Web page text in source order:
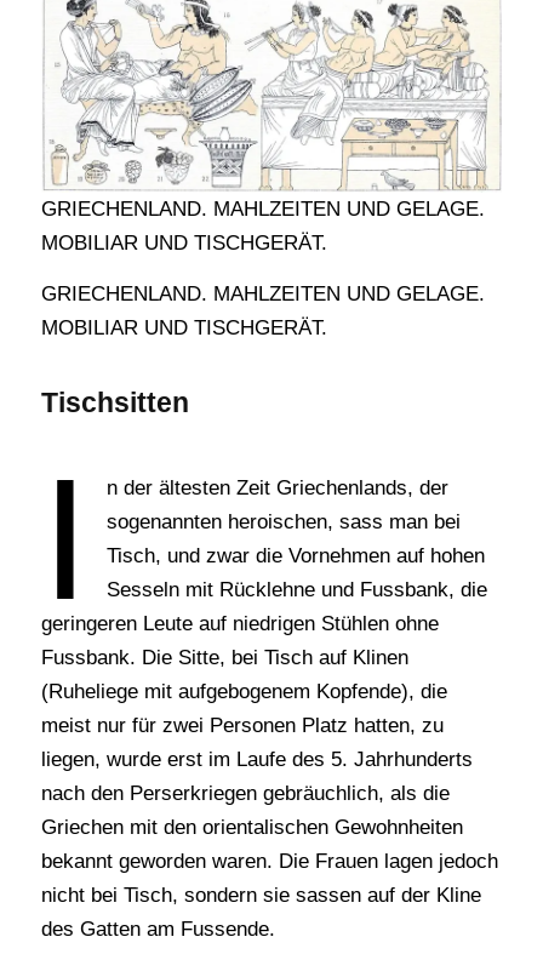
GRIECHENLAND. MAHLZEITEN UND GELAGE.
MOBILIAR UND TISCHGERÄT.
GRIECHENLAND. MAHLZEITEN UND GELAGE.
MOBILIAR UND TISCHGERÄT.
Tischsitten
I
n der ältesten Zeit Griechenlands, der
sogenannten heroischen, sass man bei
Tisch, und zwar die Vornehmen auf hohen
Sesseln mit Rücklehne und Fussbank, die
geringeren Leute auf niedrigen Stühlen ohne
Fussbank. Die Sitte, bei Tisch auf Klinen
(Ruheliege mit aufgebogenem Kopfende), die
meist nur für zwei Personen Platz hatten, zu
liegen, wurde erst im Laufe des 5. Jahrhunderts
nach den Perserkriegen gebräuchlich, als die
Griechen mit den orientalischen Gewohnheiten
bekannt geworden waren. Die Frauen lagen jedoch
nicht bei Tisch, sondern sie sassen auf der Kline
des Gatten am Fussende.